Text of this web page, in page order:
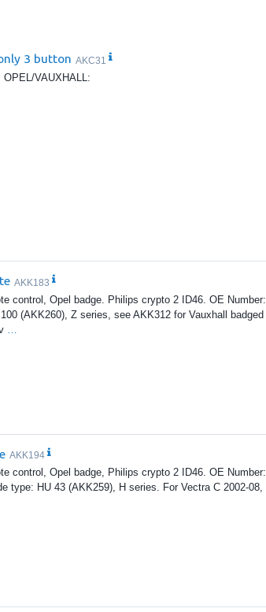
3 button AKC31
VAUXHALL:
AKK183
control, Opel badge. Philips crypto 2 ID46. OE Number:
(AKK260), Z series, see AKK312 for Vauxhall badged
AKK194
control, Opel badge, Philips crypto 2 ID46. OE Number:
type: HU 43 (AKK259), H series. For Vectra C 2002-08,